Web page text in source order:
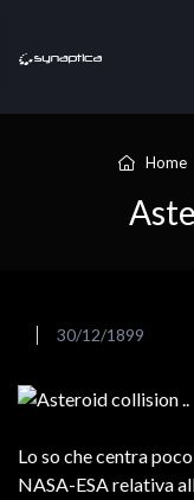
Home
30/12/1899
Lo so che centra
NASA-ESA relativa